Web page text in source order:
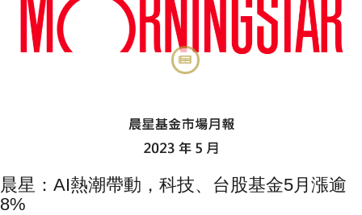
晨星：AI熱潮帶動，科技、台股基金5月漲逾
8%